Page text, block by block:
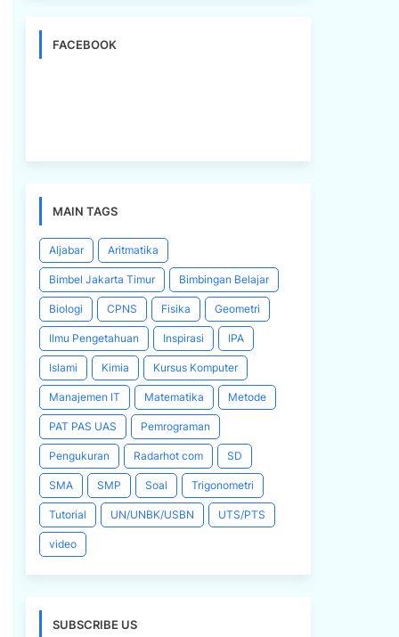
FACEBOOK
MAIN TAGS
Aljabar Aritmatika
Bimbel Jakarta Timur Bimbingan Belajar
Biologi CPNS Fisika Geometri
Ilmu Pengetahuan Inspirasi IPA
Islami Kimia Kursus Komputer
Manajemen IT Matematika Metode
PAT PAS UAS Pemrograman
Pengukuran Radarhot com SD
SMA SMP Soal Trigonometri
Tutorial UN/UNBK/USBN UTS/PTS
video
SUBSCRIBE US